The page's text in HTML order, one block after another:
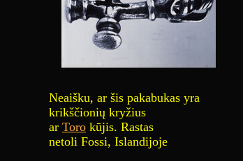
Neaišku, ar šis pakabukas yra
krikščionių kryžius
ar Toro kūjis. Rastas
netoli Fossi, Islandijoje